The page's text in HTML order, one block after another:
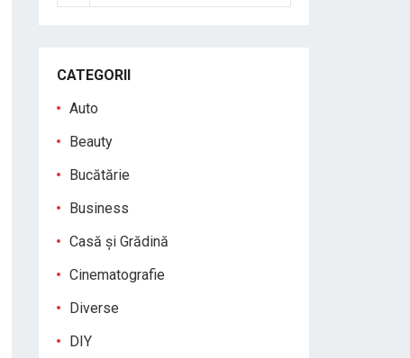
CATEGORII
Auto
Beauty
Bucătărie
Business
Casă și Grădină
Cinematografie
Diverse
DIY